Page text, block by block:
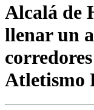
Alcalá de
llenar un
Atletismo